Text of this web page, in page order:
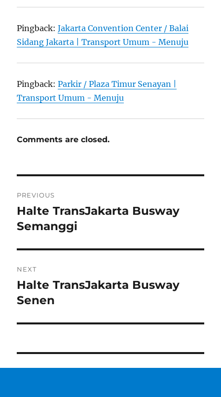
Pingback:Jakarta Convention Center / Balai
Sidang Jakarta | Transport Umum - Menuju
Pingback:Parkir / Plaza Timur Senayan |
Transport Umum - Menuju
Comments are closed.
navigation
PREVIOUS
Previous
post:
Halte TransJakarta Busway
Semanggi
NEXT
Next
post:
Halte TransJakarta Busway
Senen